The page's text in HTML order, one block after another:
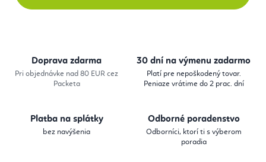
Doprava zdarma
Pri objednávke nad 80 EUR cez
Packeta
30 dní na výmenu zadarmo
Platí pre nepoškodený tovar.
Peniaze vrátime do 2 prac. dní
Platba na splátky
bez navýšenia
Odborné poradenstvo
Odborníci, ktorí ti s výberom
poradia